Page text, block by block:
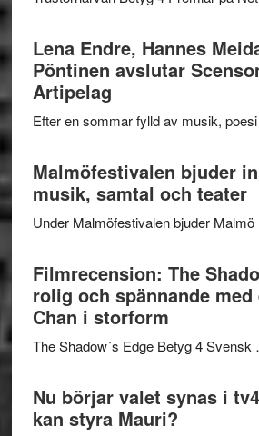
Lena Endre, Hannes
Pöntinen avslutar
Artipelag
Efter en sommar fylld av musik,
Malmöfestivalen bjuder
musik, samtal och teater
Under Malmöfestivalen bjuder
Filmrecension: The
rolig och spännande med
Chan i storform
The Shadow´s Edge Betyg 4
Nu börjar valet synas i
kan styra Mauri?